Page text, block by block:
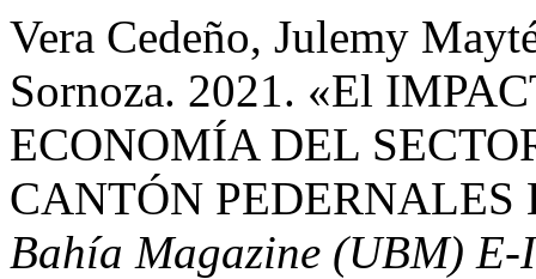
Vera Cedeño, Julemy
Sornoza. 2021. «El
ECONOMÍA DEL
CANTÓN
Bahía Magazine (UBM) E-